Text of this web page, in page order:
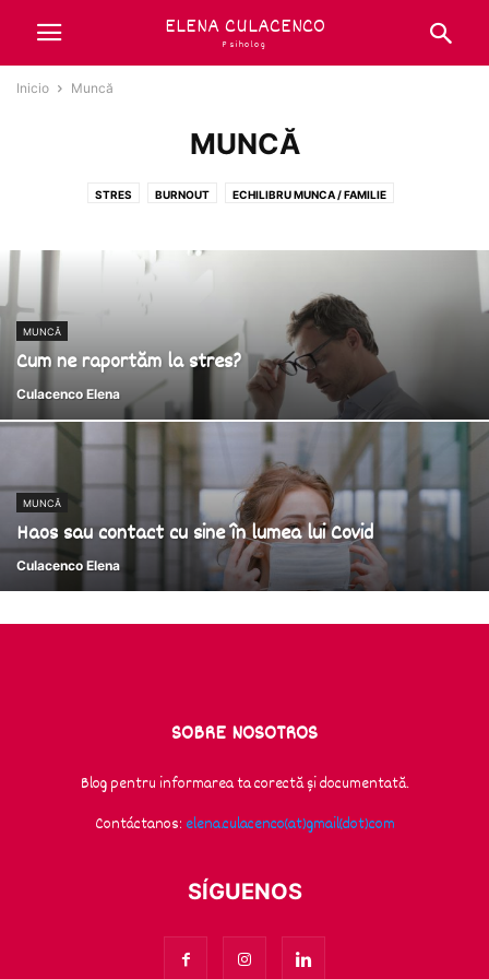
ELENA CULACENCO
Psiholog
Inicio Muncă
MUNCĂ
STRES BURNOUT ECHILIBRU MUNCA / FAMILIE
MUNCĂ
Cum ne raportăm la stres?
Culacenco Elena
MUNCĂ
Haos sau contact cu sine în lumea lui Covid
Culacenco Elena
SOBRE NOSOTROS
Blog pentru informarea ta corectă și documentată.
Contáctanos: elena.culacenco(at)gmail(dot)com
SÍGUENOS